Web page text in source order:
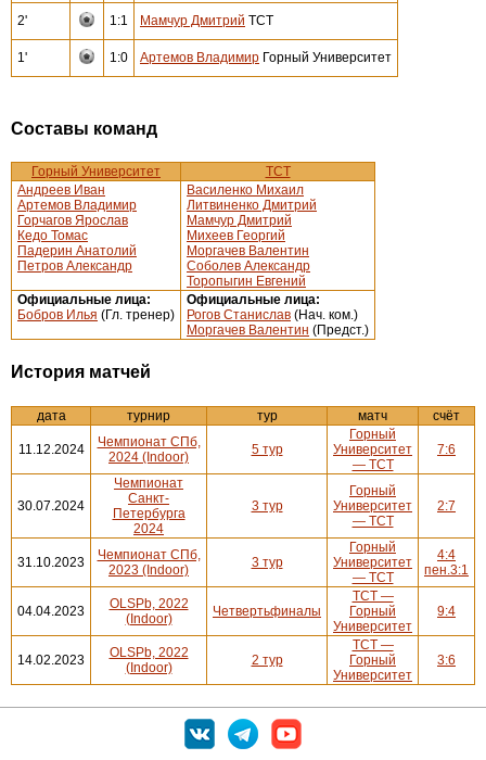
2' 1:1 Мамчур Дмитрий ТСТ
1' 1:0 Артемов Владимир Горный Университет
Составы команд
Горный Университет
ТСТ
Андреев Иван
Артемов Владимир
Горчагов Ярослав
Кедо Томас
Падерин Анатолий
Петров Александр
Василенко Михаил
Литвиненко Дмитрий
Мамчур Дмитрий
Михеев Георгий
Моргачев Валентин
Соболев Александр
Торопыгин Евгений
Официальные лица:
Бобров Илья (Гл. тренер)
Официальные лица:
Рогов Станислав (Нач. ком.)
Моргачев Валентин (Предст.)
История матчей
дата турнир тур матч счёт
11.12.2024
Чемпионат СПб,
2024 (Indoor)
5 тур
Горный
Университет
— ТСТ
7:6
30.07.2024
Чемпионат
Санкт-
Петербурга
2024
3 тур
Горный
Университет
— ТСТ
2:7
31.10.2023
Чемпионат СПб,
2023 (Indoor)
3 тур
Горный
Университет
— ТСТ
4:4
пен.3:1
04.04.2023
OLSPb, 2022
(Indoor)
Четвертьфиналы
ТСТ —
Горный
Университет
9:4
14.02.2023
OLSPb, 2022
(Indoor)
2 тур
ТСТ —
Горный
Университет
3:6